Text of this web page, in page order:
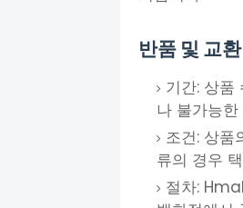
반품 및 교환
기간: 상품
나 불가능
조건: 상품
류의 경우
절차: